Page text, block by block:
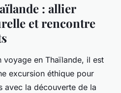
: allier
et rencontre
voyage en Thaïlande, il est
excursion éthique pour
avec la découverte de la